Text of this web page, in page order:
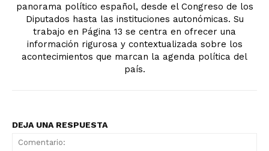
panorama político español, desde el Congreso de los
Diputados hasta las instituciones autonómicas. Su
trabajo en Página 13 se centra en ofrecer una
información rigurosa y contextualizada sobre los
acontecimientos que marcan la agenda política del
país.
DEJA UNA RESPUESTA